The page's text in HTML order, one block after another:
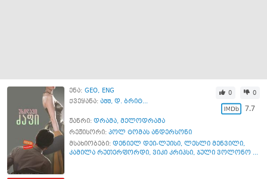
ენა: GEO ENG
ქვეყანა: აშშ, დ. ბრიტ...
0 0
7.7
ჟანრი: დრამა, მელოდრამა
რეჟისორი: პოლ ტომას ანდერსონი
მსახიობები: დენიელ დეი-ლუისი, ლესლი მენვილი,
კამილა რუთერფორდი, ვიკი კრიპსი, ჯული ვოლონო ...